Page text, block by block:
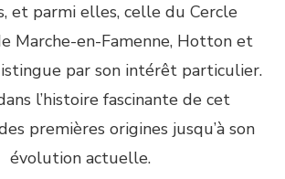
et parmi elles, celle du Cercle
Marche-en-Famenne, Hotton et
par son intérêt particulier.
l’histoire fascinante de cet
premières origines jusqu’à son
évolution actuelle.